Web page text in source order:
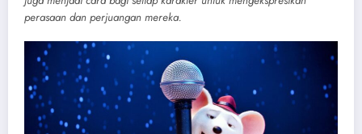
perasaan dan perjuangan mereka.